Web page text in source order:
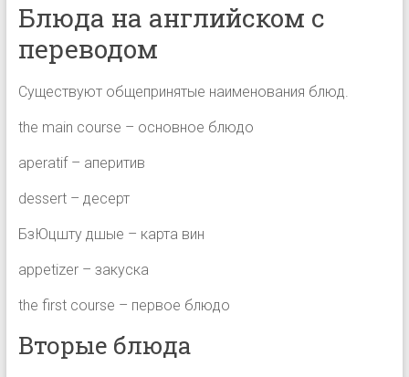
Блюда на английском с
переводом
Существуют общепринятые наименования блюд.
the main course – основное блюдо
aperatif – аперитив
dessert – десерт
БзЮцшту дшые – карта вин
appetizer – закуска
the first course – первое блюдо
Вторые блюда